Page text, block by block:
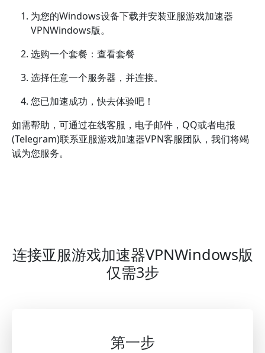
为您的Windows设备下载并安装亚服游戏加速器
VPNWindows版。
选购一个套餐：查看套餐
选择任意一个服务器，并连接。
您已加速成功，快去体验吧！
如需帮助，可通过在线客服，电子邮件，QQ或者电报
(Telegram)联系亚服游戏加速器VPN客服团队，我们将竭
诚为您服务。
连接亚服游戏加速器VPNWindows版
仅需3步
第一步